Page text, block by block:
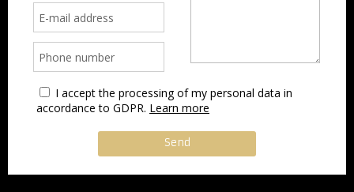
I accept the processing of my personal data in
accordance to GDPR. Learn more